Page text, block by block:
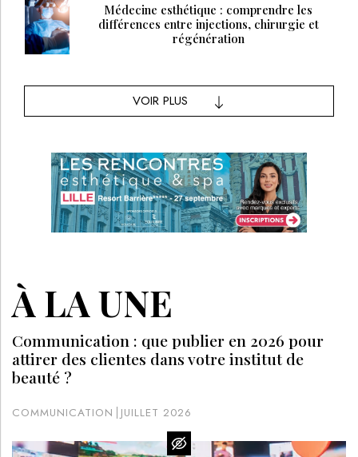
Médecine esthétique : comprendre les
différences entre injections, chirurgie et
régénération
VOIR PLUS
À LA UNE
Communication : que publier en 2026 pour
attirer des clientes dans votre institut de
beauté ?
COMMUNICATION JUILLET 2026